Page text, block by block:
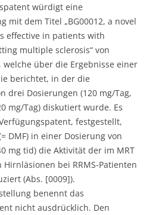
würdigt eine
mit dem Titel „BG00012, a novel
effective in patients with
multiple sclerosis“ von
welche über die Ergebnisse einer
berichtet, in der die
drei Dosierungen (120 mg/Tag,
mg/Tag) diskutiert wurde. Es
festgestellt,
DMF) in einer Dosierung von
mg tid) die Aktivität der im MRT
Hirnläsionen bei RRMS-Patienten
(Abs. [0009]).
benennt das
nicht ausdrücklich. Den